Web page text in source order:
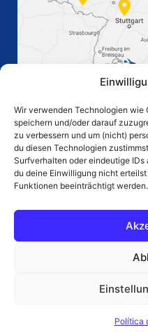
Wir verwenden Technologien wie
speichern und/oder darauf
zu verbessern und um (nicht)
du diesen Technologien
Surfverhalten oder eindeutige IDs
du deine Einwilligung nicht
Funktionen beeinträchtigt werden.
Política
CARRERA